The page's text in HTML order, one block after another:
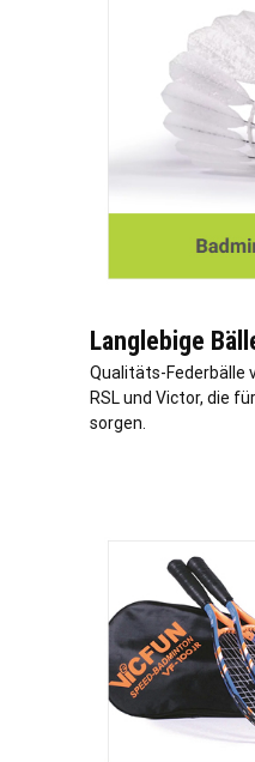
Langlebige
Qualitäts-Federbälle
RSL und Victor, die
sorgen.